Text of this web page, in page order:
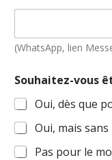
(WhatsApp, lien
Souhaitez-vous
Oui, dès que
Oui, mais
Pas pour le